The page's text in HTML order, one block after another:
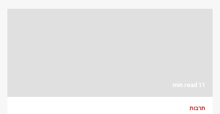
11 min read
תרבות